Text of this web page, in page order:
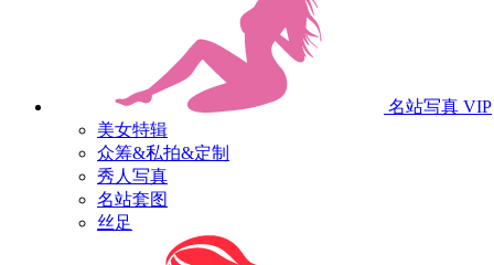
名站写真 VIP
美女特辑
众筹&私拍&定制
秀人写真
名站套图
丝足